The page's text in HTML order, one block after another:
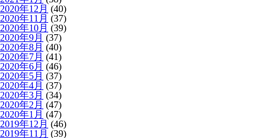
2020年12月 (40)
2020年11月 (37)
2020年10月 (39)
2020年9月 (37)
2020年8月 (40)
2020年7月 (41)
2020年6月 (46)
2020年5月 (37)
2020年4月 (37)
2020年3月 (34)
2020年2月 (47)
2020年1月 (47)
2019年12月 (46)
2019年11月 (39)